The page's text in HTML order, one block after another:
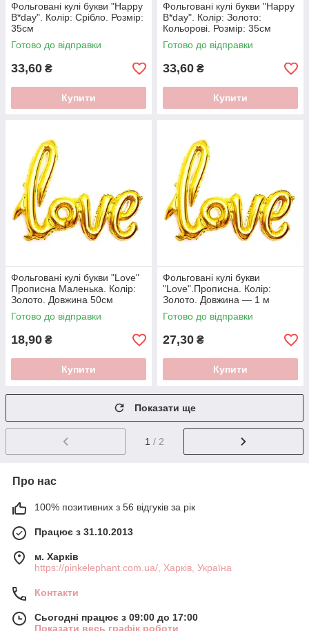
Фольговані кулі букви "Happy
B*day". Колір: Срібло. Розмір:
35см
Готово до відправки
33,60 ₴
Купити
Фольговані кулі букви "Happy
B*day". Колір: Золото:
Кольорові. Розмір: 35см
Готово до відправки
33,60 ₴
Купити
Фольговані кулі букви "Love"
Прописна Маленька. Колір:
Золото. Довжина 50см
Готово до відправки
18,90 ₴
Купити
Фольговані кулі букви
"Love".Прописна. Колір:
Золото. Довжина — 1 м
Готово до відправки
27,30 ₴
Купити
Показати ще
1 / 2
Про нас
100% позитивних з 56 відгуків за рік
Працює з 31.10.2013
м. Харків
https://pinkelephant.com.ua/, Харків, Україна
Контакти
Сьогодні працює з 09:00 до 17:00
Показати весь графік роботи